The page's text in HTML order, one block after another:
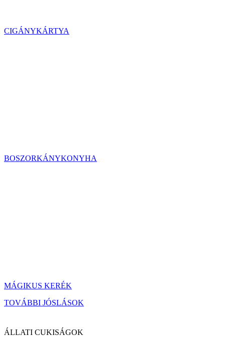
CIGÁNYKÁRTYA
BOSZORKÁNYKONYHA
MÁGIKUS KERÉK
TOVÁBBI JÓSLÁSOK
ÁLLATI CUKISÁGOK